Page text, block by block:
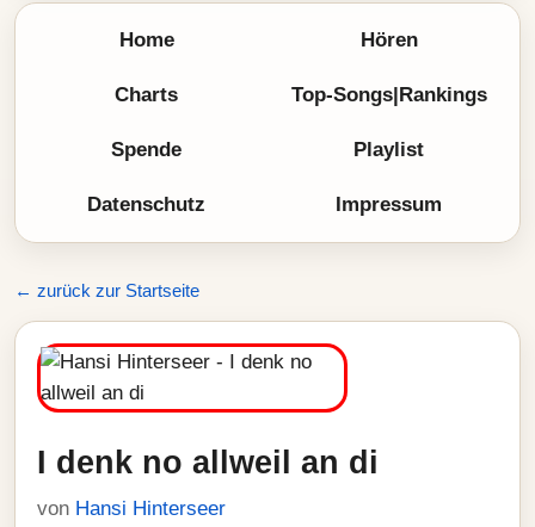
Home Hören
Charts Top-Songs|Rankings
Spende Playlist
Datenschutz Impressum
← zurück zur Startseite
I denk no allweil an di
von Hansi Hinterseer